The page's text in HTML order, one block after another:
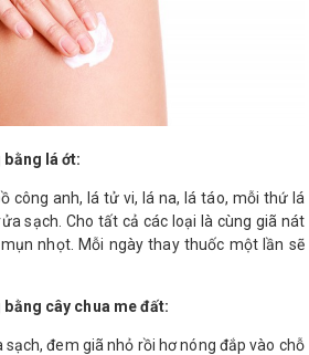
bằng lá ớt:
công anh, lá tử vi, lá na, lá táo, mỗi thứ lá
sạch. Cho tất cả các loại là cùng giã nát
nhọt. Mỗi ngày thay thuốc một lần sẽ
cây chua me đất:
sạch, đem giã nhỏ rồi hơ nóng đắp vào chỗ